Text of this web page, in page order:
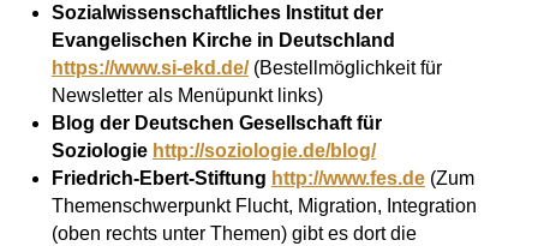
Sozialwissenschaftliches Institut der
Evangelischen Kirche in Deutschland
https://www.si-ekd.de/ (Bestellmöglichkeit für
Newsletter als Menüpunkt links)
Blog der Deutschen Gesellschaft für
Soziologie http://soziologie.de/blog/
Friedrich-Ebert-Stiftung http://www.fes.de (Zum
Themenschwerpunkt Flucht, Migration, Integration
(oben rechts unter Themen) gibt es dort die